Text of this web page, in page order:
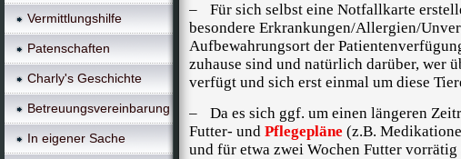
Vermittlungshilfe
Patenschaften
Charly's Geschichte
Betreuungsvereinbarung
In eigener Sache
–
Für sich selbst eine Notfallkarte
besondere Erkrankungen/Allergien/
Aufbewahrungsort der
zuhause sind und natürlich darüber, wer
verfügt und sich erst einmal um diese
–
Da es sich ggf. um einen längeren
Futter- und Pflegepläne (z.B.
und für etwa zwei Wochen Futter vorrätig